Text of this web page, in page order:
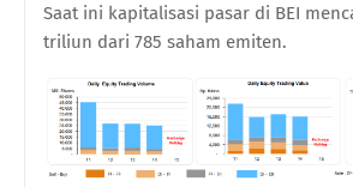
Saat ini kapitalisasi pasar di BEI
triliun dari 785 saham emiten.